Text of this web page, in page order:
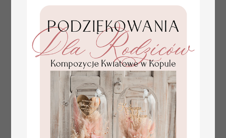
tłoczone winietki ślubne,
ślubne wizytówki winietki
na stół weselny, złote
lub srebrne napisy
tłoczone kwiaty na
winietkach ślubnych
Promocja:
2.4 PLN /3.00 PLN